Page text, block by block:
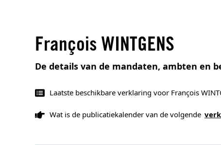
François WINTGENS
De details van de mandaten, ambten en
Laatste beschikbare verklaring voor François
Wat is de publicatiekalender van de volgende